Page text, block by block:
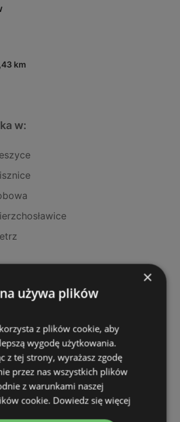
km
w:
E.Leclerc
Lidl
Dino
×
używa plików
z plików cookie, aby
wygodę użytkowania.
z tej strony, wyrażasz zgodę
przez nas wszystkich plików
z warunkami naszej
cookie. Dowiedz się więcej